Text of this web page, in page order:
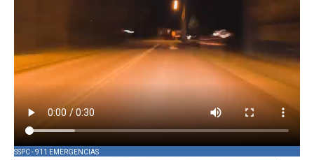
SSPC - 911 EMERGENCIAS